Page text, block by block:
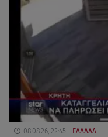
08.08.26, 22:45 ΕΛΛΑΔΑ